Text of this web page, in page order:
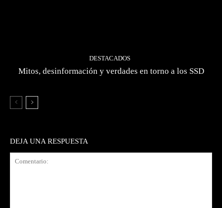
DESTACADOS
Mitos, desinformación y verdades en torno a los SSD
DEJA UNA RESPUESTA